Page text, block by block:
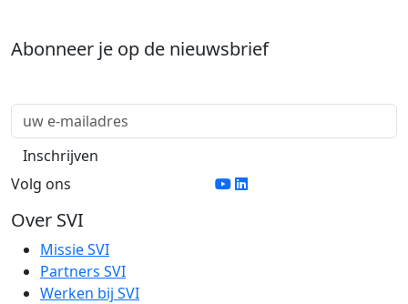
Abonneer je op de nieuwsbrief
Volg ons
Over SVI
Missie SVI
Partners SVI
Werken bij SVI